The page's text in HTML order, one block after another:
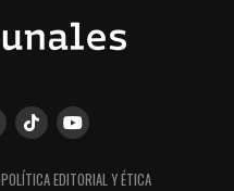
POLÍTICA EDITORIAL Y ÉTICA